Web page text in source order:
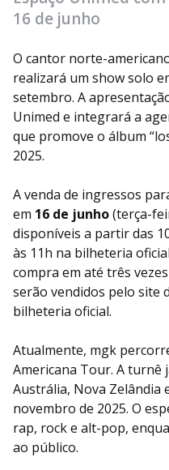
16 de junho
O cantor norte-
realizará um show solo
setembro. A
Unimed e integrará a
que promove o álbum
2025.
A venda de ingressos
em 16 de junho(terça-
disponíveis a partir das
às 11h na bilheteria
compra em até três
serão vendidos pelo site
bilheteria oficial.
Atualmente, mgk
Americana Tour. A turnê
Austrália, Nova Zelândia
novembro de 2025. O
rap, rock e alt-pop,
ao público.